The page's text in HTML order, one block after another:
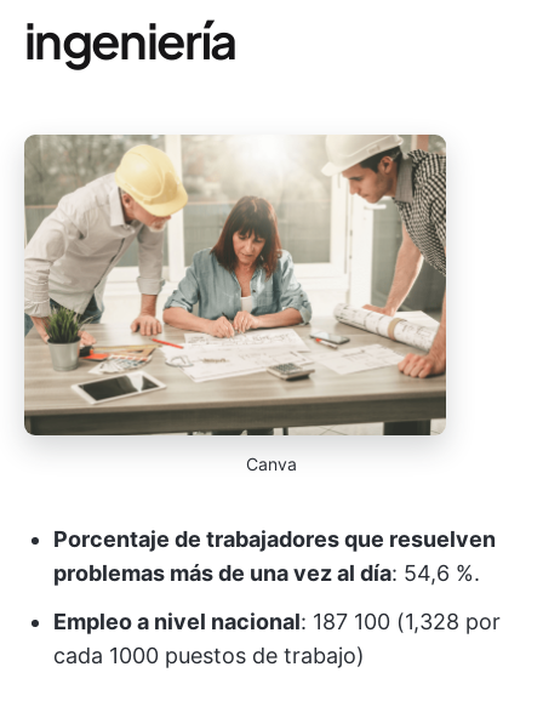
ingeniería
Canva
Porcentaje de trabajadores que resuelven
problemas más de una vez al día: 54,6 %.
Empleo a nivel nacional: 187 100 (1,328 por
cada 1000 puestos de trabajo)